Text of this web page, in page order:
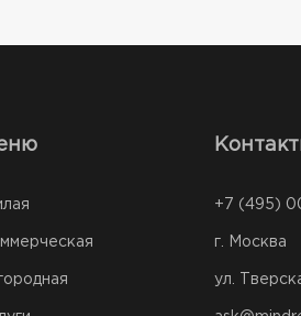
+7 (495)
г. Москва
ул.